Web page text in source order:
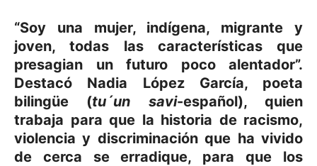
“Soy una mujer, indígena, migrante y
joven, todas las características que
presagian un futuro poco alentador”.
Destacó Nadia López García, poeta
bilingüe (tu´un savi-español), quien
trabaja para que la historia de racismo,
violencia y discriminación que ha vivido
de cerca se erradique, para que los